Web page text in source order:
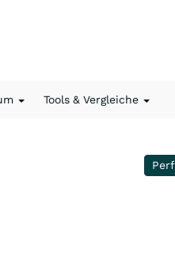
Tools & Vergleiche